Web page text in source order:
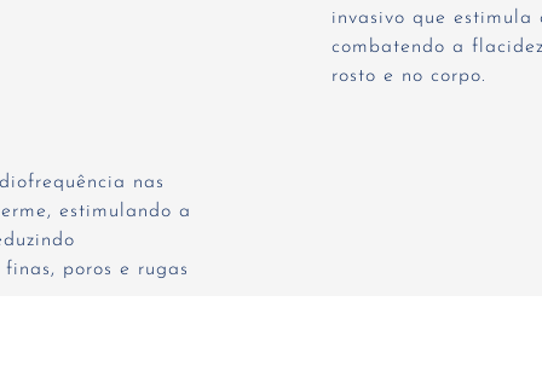
invasivo que estimula
combatendo a
rosto e no corpo.
nas
estimulando a
poros e rugas